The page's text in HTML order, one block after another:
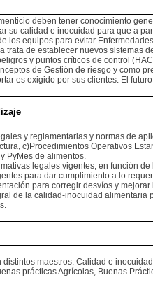
deben tener conocimiento
su calidad e inocuidad para que a
los equipos para evitar
trata de establecer nuevos
y puntos críticos de control
de Gestión de riesgo y como
es exigido por sus clientes. El
y reglamentarias y normas de
c)Procedimientos Operativos
PyMes de alimentos.
legales vigentes, en función
para dar cumplimiento a lo
para corregir desvíos y
de la calidad-inocuidad
maestros. Calidad e
prácticas Agrícolas, Buenas